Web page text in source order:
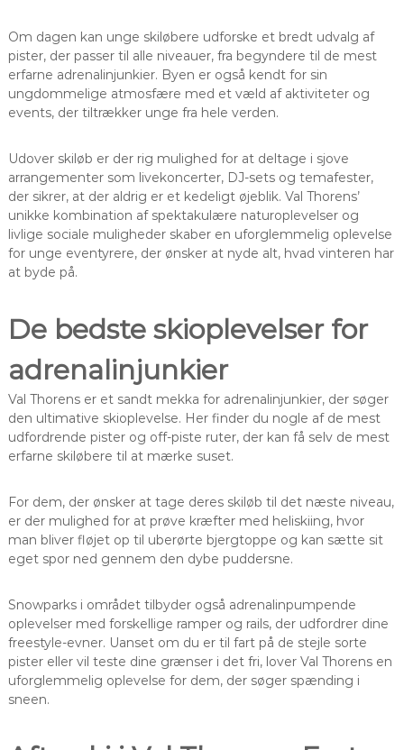
Om dagen kan unge skiløbere udforske et bredt udvalg af
pister, der passer til alle niveauer, fra begyndere til de mest
erfarne adrenalinjunkier. Byen er også kendt for sin
ungdommelige atmosfære med et væld af aktiviteter og
events, der tiltrækker unge fra hele verden.
Udover skiløb er der rig mulighed for at deltage i sjove
arrangementer som livekoncerter, DJ-sets og temafester,
der sikrer, at der aldrig er et kedeligt øjeblik. Val Thorens’
unikke kombination af spektakulære naturoplevelser og
livlige sociale muligheder skaber en uforglemmelig oplevelse
for unge eventyrere, der ønsker at nyde alt, hvad vinteren har
at byde på.
De bedste skioplevelser for
adrenalinjunkier
Val Thorens er et sandt mekka for adrenalinjunkier, der søger
den ultimative skioplevelse. Her finder du nogle af de mest
udfordrende pister og off-piste ruter, der kan få selv de mest
erfarne skiløbere til at mærke suset.
For dem, der ønsker at tage deres skiløb til det næste niveau,
er der mulighed for at prøve kræfter med heliskiing, hvor
man bliver fløjet op til uberørte bjergtoppe og kan sætte sit
eget spor ned gennem den dybe puddersne.
Snowparks i området tilbyder også adrenalinpumpende
oplevelser med forskellige ramper og rails, der udfordrer dine
freestyle-evner. Uanset om du er til fart på de stejle sorte
pister eller vil teste dine grænser i det fri, lover Val Thorens en
uforglemmelig oplevelse for dem, der søger spænding i
sneen.